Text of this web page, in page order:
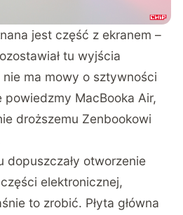
jest część z ekranem –
tu wyjścia
ma mowy o sztywności
MacBooka Air,
droższemu Zenbookowi
dopuszczały otworzenie
elektronicznej,
to zrobić. Płyta główna